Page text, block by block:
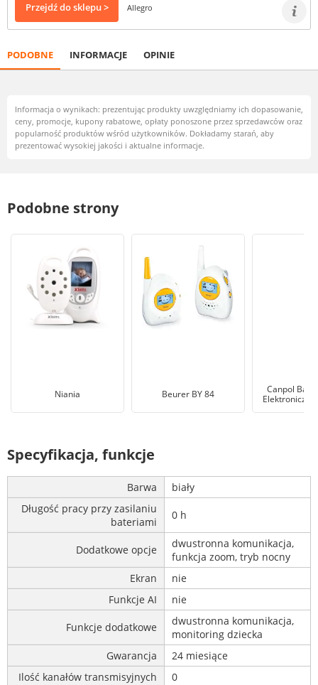
Przejdź do sklepu > Allegro
PODOBNE INFORMACJE OPINIE
Informacja o wynikach: prezentując produkty uwzględniamy ich dopasowanie,
ceny, promocje, kupony rabatowe, opłaty ponoszone przez sprzedawców oraz
popularność produktów wśród użytkowników. Dokładamy starań, aby
prezentować wysokiej jakości i aktualne informacje.
Podobne strony
Niania Beurer BY 84
Canpol
Specyfikacja, funkcje
Barwa
biały
Długość pracy przy zasilaniu
bateriami
0 h
Dodatkowe opcje
dwustronna komunikacja,
funkcja zoom, tryb nocny
Ekran
nie
Funkcje AI
nie
Funkcje dodatkowe
dwustronna komunikacja,
monitoring dziecka
Gwarancja
24 miesiące
Ilość kanałów transmisyjnych
0